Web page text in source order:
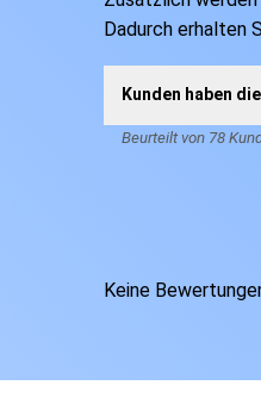
Dadurch erhalten
Kunden haben
Beurteilt von 78
Keine